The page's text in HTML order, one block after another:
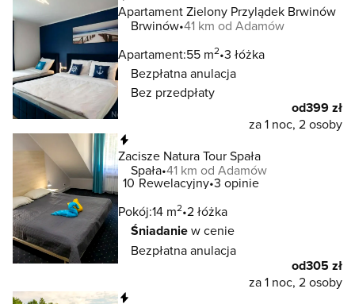
Apartament Zielony Przylądek Brwinów
Brwinów 41 km od Adamów
Apartament:55 m2 3 łóżka
Bezpłatna anulacja
Bez przedpłaty
od399 zł
za 1 noc, 2 osoby
Zacisze Natura Tour Spała
Spała 41 km od Adamów
10 Rewelacyjny 3 opinie
Pokój:14 m2 2 łóżka
Śniadaniew cenie
Bezpłatna anulacja
od305 zł
za 1 noc, 2 osoby